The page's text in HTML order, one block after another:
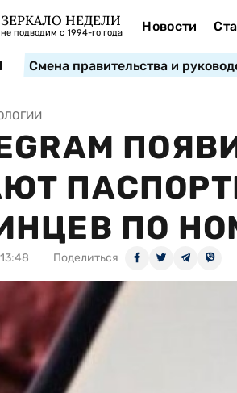
ЗЕРКАЛО НЕДЕЛИ
не подводим с 1994-го года Новости
Смена правительства и
ПО
Поделиться